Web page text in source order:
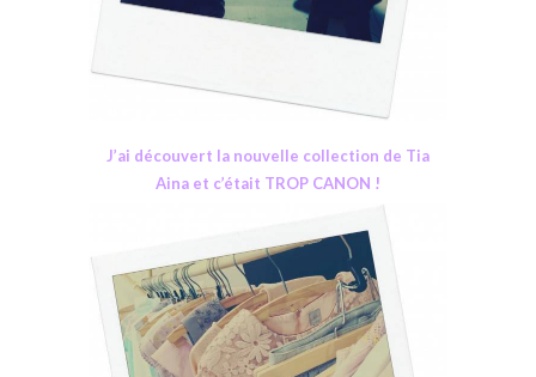
J’ai découvert la nouvelle collection de Tia
Aina et c’était TROP CANON !